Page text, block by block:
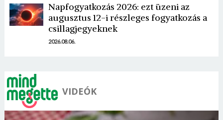
Napfogyatkozás 2026: ezt üzeni az
augusztus 12-i részleges fogyatkozás a
csillagjegyeknek
2026.08.06.
VIDEÓK
Jelszó